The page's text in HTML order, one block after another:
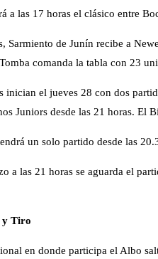
a las 17 horas el clásico entre
Sarmiento de Junín recibe a
comanda la tabla con 23
inician el jueves 28 con dos
Juniors desde las 21 horas. El
un solo partido desde las
a las 21 horas se aguarda el
y Tiro
en donde participa el Albo